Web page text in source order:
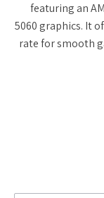
featuring an
5060 graphics. It
rate for smooth